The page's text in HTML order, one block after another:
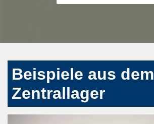
Beispiele aus dem
Zentrallager